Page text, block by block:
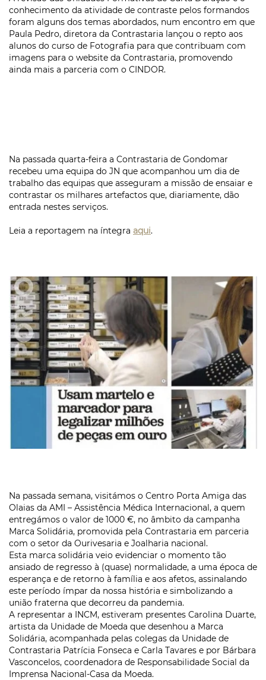
conhecimento da atividade de contraste pelos formandos
foram alguns dos temas abordados, num encontro em que
Paula Pedro, diretora da Contrastaria lançou o repto aos
alunos do curso de Fotografia para que contribuam com
imagens para o website da Contrastaria, promovendo
ainda mais a parceria com o CINDOR.
Na passada quarta-feira a Contrastaria de Gondomar
recebeu uma equipa do JN que acompanhou um dia de
trabalho das equipas que asseguram a missão de ensaiar e
contrastar os milhares artefactos que, diariamente, dão
entrada nestes serviços.
Leia a reportagem na íntegra aqui.
Na passada semana, visitámos o Centro Porta Amiga das
Olaias da AMI – Assistência Médica Internacional, a quem
entregámos o valor de 1000 €, no âmbito da campanha
Marca Solidária, promovida pela Contrastaria em parceria
com o setor da Ourivesaria e Joalharia nacional.
Esta marca solidária veio evidenciar o momento tão
ansiado de regresso à (quase) normalidade, a uma época de
esperança e de retorno à família e aos afetos, assinalando
este período ímpar da nossa história e simbolizando a
união fraterna que decorreu da pandemia.
A representar a INCM, estiveram presentes Carolina Duarte,
artista da Unidade de Moeda que desenhou a Marca
Solidária, acompanhada pelas colegas da Unidade de
Contrastaria Patrícia Fonseca e Carla Tavares e por Bárbara
Vasconcelos, coordenadora de Responsabilidade Social da
Imprensa Nacional-Casa da Moeda.